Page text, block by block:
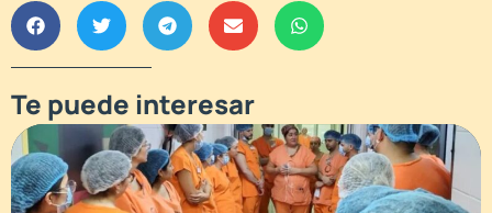
Te puede interesar